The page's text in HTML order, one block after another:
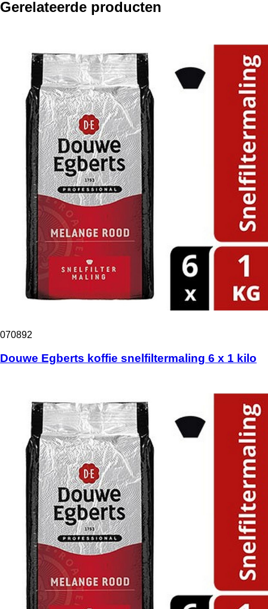
Gerelateerde producten
070892
Douwe Egberts koffie snelfiltermaling 6 x 1 kilo